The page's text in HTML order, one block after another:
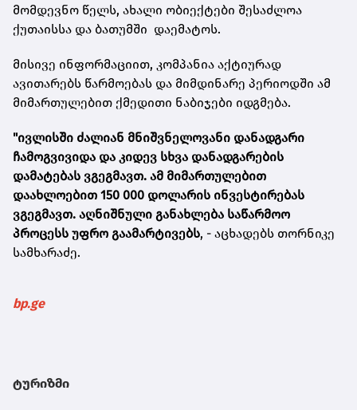
მომდევნო წელს, ახალი ობიექტები შესაძლოა
ქუთაისსა და ბათუმში დაემატოს.
მისივე ინფორმაციით, კომპანია აქტიურად
ავითარებს წარმოებას და მიმდინარე პერიოდში ამ
მიმართულებით ქმედითი ნაბიჯები იდგმება.
"ივლისში ძალიან მნიშვნელოვანი დანადგარი
ჩამოგვივიდა და კიდევ სხვა დანადგარების
დამატებას ვგეგმავთ. ამ მიმართულებით
დაახლოებით 150 000 დოლარის ინვესტირებას
ვგეგმავთ. აღნიშნული განახლება საწარმოო
პროცესს უფრო გაამარტივებს, - აცხადებს თორნიკე
სამხარაძე.
bp.ge
ტურიზმი